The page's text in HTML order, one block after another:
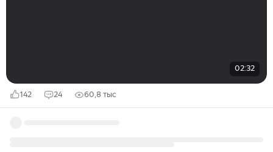
02:32
142 24 60,8 тыс